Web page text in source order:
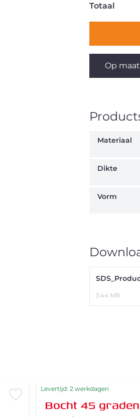
Totaal
Op
Materiaal
Dikte
Vorm
3.44 MB
Voeg toe aan verlanglijst
Levertijd: 2 werkdagen
Bocht 45